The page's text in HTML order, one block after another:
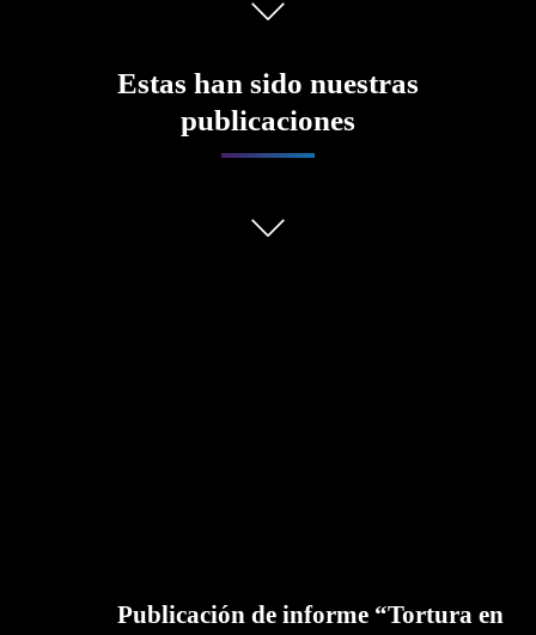
Estas han sido nuestras
publicaciones
Publicación de informe “Tortura en